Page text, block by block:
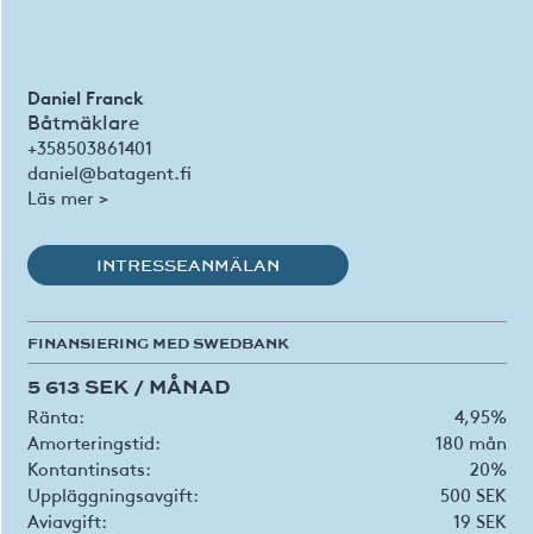
from main Tank
Daniel Franck
Båtmäklare
+358503861401
daniel@batagent.fi
Läs mer >
INTRESSEANMÄLAN
FINANSIERING MED SWEDBANK
5 613 SEK / MÅNAD
Ränta:
4,95%
Amorteringstid:
180 mån
Kontantinsats:
20%
Uppläggningsavgift:
500 SEK
Aviavgift:
19 SEK